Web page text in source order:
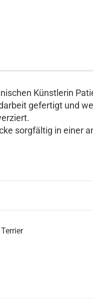
Künstlerin
gefertigt und
sorgfältig in einer